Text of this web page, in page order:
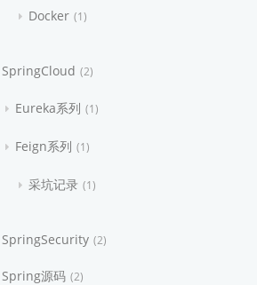
Docker 1
SpringCloud 2
Eureka系列 1
Feign系列 1
采坑记录 1
SpringSecurity 2
Spring源码 2